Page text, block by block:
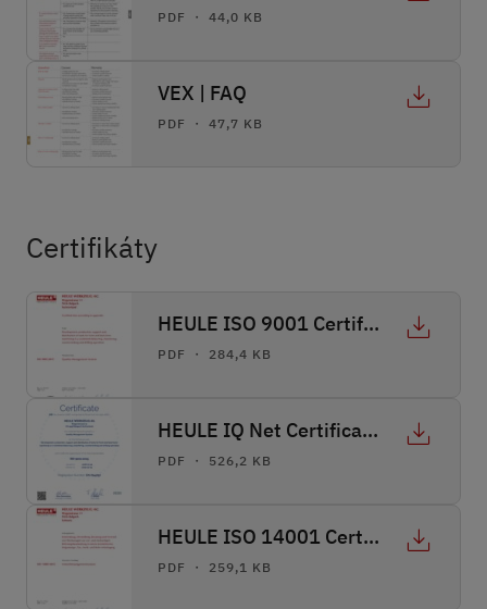
PDF ・ 44,0 KB
VEX | FAQ
PDF ・ 47,7 KB
Certifikáty
HEULE ISO 9001 Certificate (EN)
PDF ・ 284,4 KB
HEULE IQ Net Certificate ISO 9001
PDF ・ 526,2 KB
HEULE ISO 14001 Certificate (DE)
PDF ・ 259,1 KB